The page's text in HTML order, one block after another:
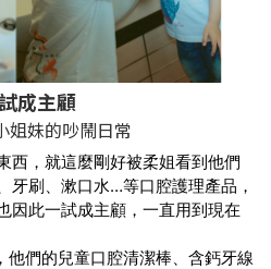
成主顧
姐妹的吵鬧日常
西，就這麼剛好被柔姐看到他們
牙刷、漱口水…等口腔護理產品，
因此一試成主顧，一直用到現在
們的兒童口腔清潔棒、含鈣牙線